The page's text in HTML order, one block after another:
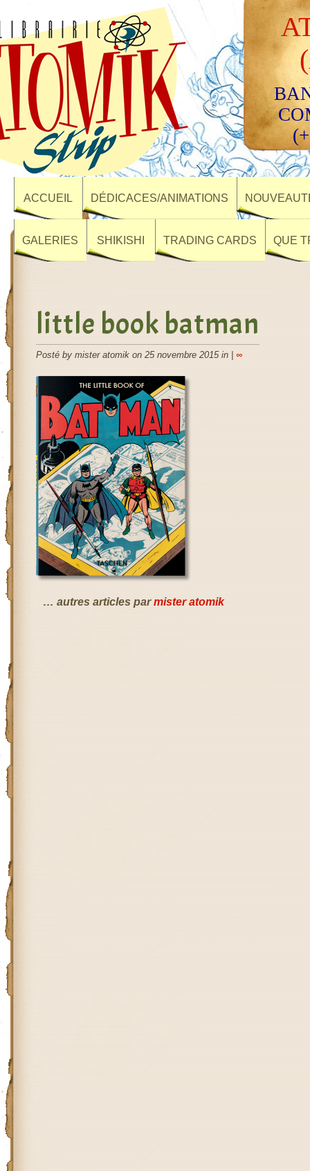
ACCUEIL DÉDICACES/ANIMATIONS
GALERIES SHIKISHI TRADING CARDS QUE
little book batman
Posté by mister atomik on 25 novembre 2015 in | ∞
… autres articles parmister atomik